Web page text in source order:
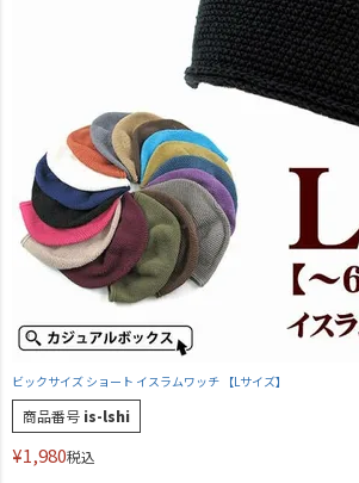
ビックサイズ ショート イスラムワッチ 【Lサイズ】
商品番号 is-lshi
¥1,980税込